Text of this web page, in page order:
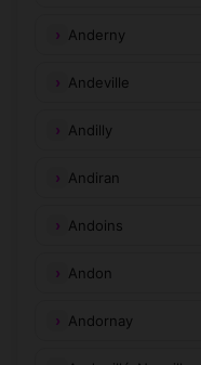
Anderny
Andeville
Andilly
Andiran
Andoins
Andon
Andornay